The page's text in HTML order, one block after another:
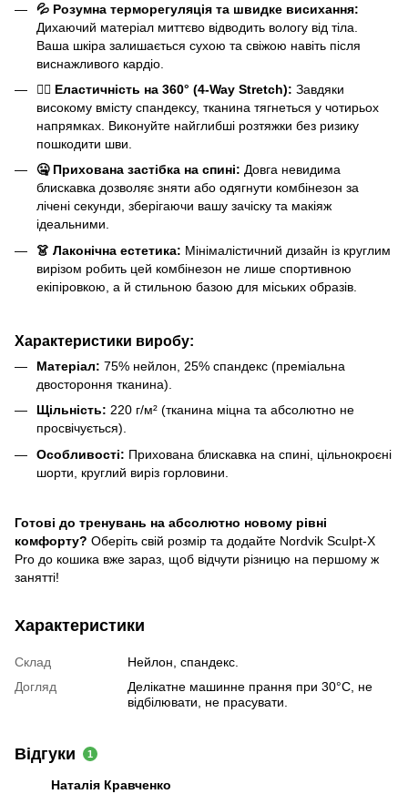
💦 Розумна терморегуляція та швидке висихання:
Дихаючий матеріал миттєво відводить вологу від тіла.
Ваша шкіра залишається сухою та свіжою навіть після
виснажливого кардіо.
🤸‍♀️ Еластичність на 360° (4-Way Stretch): Завдяки
високому вмісту спандексу, тканина тягнеться у чотирьох
напрямках. Виконуйте найглибші розтяжки без ризику
пошкодити шви.
🤐 Прихована застібка на спині: Довга невидима
блискавка дозволяє зняти або одягнути комбінезон за
лічені секунди, зберігаючи вашу зачіску та макіяж
ідеальними.
👗 Лаконічна естетика: Мінімалістичний дизайн із круглим
вирізом робить цей комбінезон не лише спортивною
екіпіровкою, а й стильною базою для міських образів.
Характеристики виробу:
Матеріал: 75% нейлон, 25% спандекс (преміальна
двостороння тканина).
Щільність: 220 г/м² (тканина міцна та абсолютно не
просвічується).
Особливості: Прихована блискавка на спині, цільнокроєні
шорти, круглий виріз горловини.
Готові до тренувань на абсолютно новому рівні
комфорту? Оберіть свій розмір та додайте Nordvik Sculpt-X
Pro до кошика вже зараз, щоб відчути різницю на першому ж
занятті!
Характеристики
Склад
Нейлон, спандекс.
Догляд
Делікатне машинне прання при 30°C, не
відбілювати, не прасувати.
Відгуки 1
Наталія Кравченко